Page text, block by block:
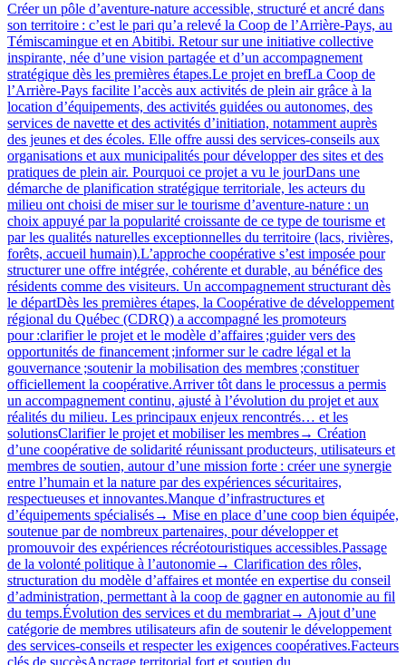
Créer un pôle d’aventure-nature accessible, structuré et ancré dans
son territoire : c’est le pari qu’a relevé la Coop de l’Arrière-Pays, au
Témiscamingue et en Abitibi. Retour sur une initiative collective
inspirante, née d’une vision partagée et d’un accompagnement
stratégique dès les premières étapes.Le projet en brefLa Coop de
l’Arrière-Pays facilite l’accès aux activités de plein air grâce à la
location d’équipements, des activités guidées ou autonomes, des
services de navette et des activités d’initiation, notamment auprès
des jeunes et des écoles. Elle offre aussi des services‑conseils aux
organisations et aux municipalités pour développer des sites et des
pratiques de plein air. Pourquoi ce projet a vu le jourDans une
démarche de planification stratégique territoriale, les acteurs du
milieu ont choisi de miser sur le tourisme d’aventure‑nature : un
choix appuyé par la popularité croissante de ce type de tourisme et
par les qualités naturelles exceptionnelles du territoire (lacs, rivières,
forêts, accueil humain).L’approche coopérative s’est imposée pour
structurer une offre intégrée, cohérente et durable, au bénéfice des
résidents comme des visiteurs. Un accompagnement structurant dès
le départDès les premières étapes, la Coopérative de développement
régional du Québec (CDRQ) a accompagné les promoteurs
pour :clarifier le projet et le modèle d’affaires ;guider vers des
opportunités de financement ;informer sur le cadre légal et la
gouvernance ;soutenir la mobilisation des membres ;constituer
officiellement la coopérative.Arriver tôt dans le processus a permis
un accompagnement continu, ajusté à l’évolution du projet et aux
réalités du milieu. Les principaux enjeux rencontrés… et les
solutionsClarifier le projet et mobiliser les membres→ Création
d’une coopérative de solidarité réunissant producteurs, utilisateurs et
membres de soutien, autour d’une mission forte : créer une synergie
entre l’humain et la nature par des expériences sécuritaires,
respectueuses et innovantes.Manque d’infrastructures et
d’équipements spécialisés→ Mise en place d’une coop bien équipée,
soutenue par de nombreux partenaires, pour développer et
promouvoir des expériences récréotouristiques accessibles.Passage
de la volonté politique à l’autonomie→ Clarification des rôles,
structuration du modèle d’affaires et montée en expertise du conseil
d’administration, permettant à la coop de gagner en autonomie au fil
du temps.Évolution des services et du membrariat→ Ajout d’une
catégorie de membres utilisateurs afin de soutenir le développement
des services‑conseils et respecter les exigences coopératives.Facteurs